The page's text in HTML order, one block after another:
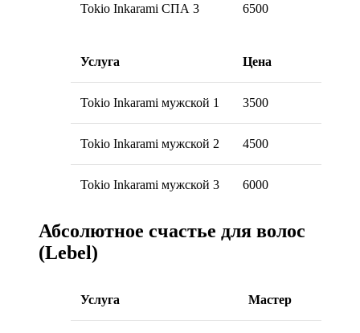
Tokio Inkarami СПА 3 6500
Услуга Цена
Tokio Inkarami мужской 1 3500
Tokio Inkarami мужской 2 4500
Tokio Inkarami мужской 3 6000
Абсолютное счастье для волос
(Lebel)
Услуга Мастер